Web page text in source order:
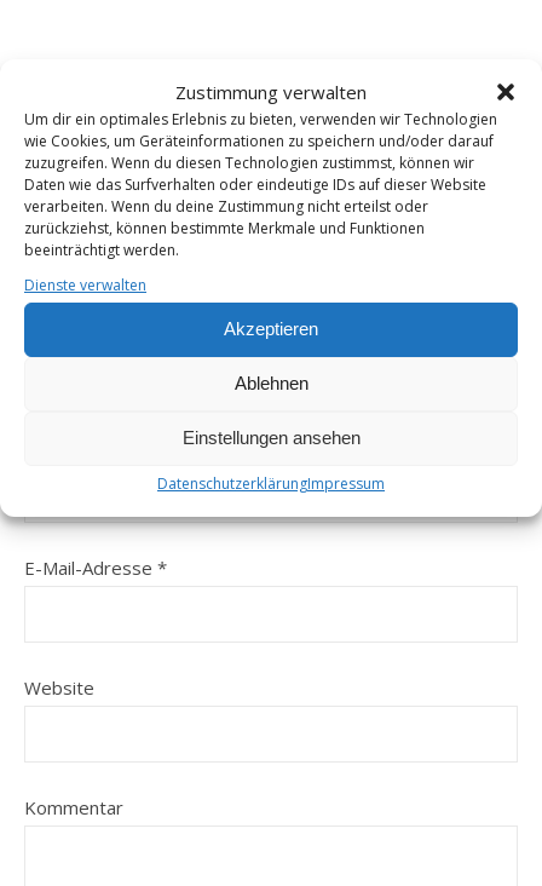
Zustimmung verwalten
Um dir ein optimales Erlebnis zu bieten, verwenden wir Technologien
wie Cookies, um Geräteinformationen zu speichern und/oder darauf
zuzugreifen. Wenn du diesen Technologien zustimmst, können wir
Daten wie das Surfverhalten oder eindeutige IDs auf dieser Website
verarbeiten. Wenn du deine Zustimmung nicht erteilst oder
zurückziehst, können bestimmte Merkmale und Funktionen
beeinträchtigt werden.
Dienste verwalten
Akzeptieren
Ablehnen
Einstellungen ansehen
DatenschutzerklärungImpressum
Kinder haben Angst vor dem Schulstart
unsicher am ersten Schultag
VonJasmine Roshard 0 Kommentare
EINE ANTWORT SCHREIBEN
Deine E-Mail-Adresse wird nicht veröffentlicht.
E-Mail-Adresse *
Website
Kommentar